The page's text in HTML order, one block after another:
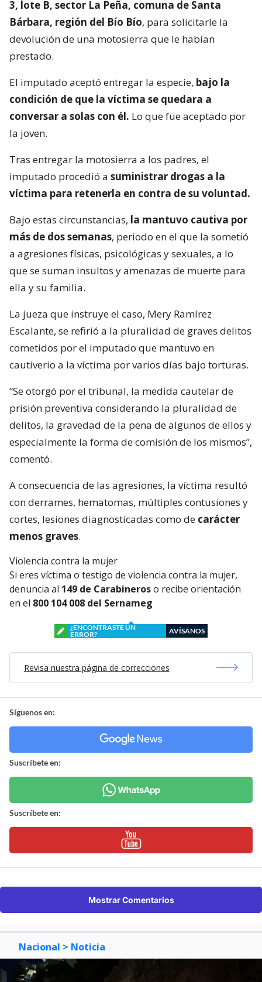
3, lote B, sector La Peña, comuna de Santa
Bárbara, región del Bío Bío, para solicitarle la
devolución de una motosierra que le habían
prestado.
El imputado aceptó entregar la especie, bajo la
condición de que la víctima se quedara a
conversar a solas con él. Lo que fue aceptado por
la joven.
Tras entregar la motosierra a los padres, el
imputado procedió a suministrar drogas a la
víctima para retenerla en contra de su voluntad.
Bajo estas circunstancias, la mantuvo cautiva por
más de dos semanas, periodo en el que la sometió
a agresiones físicas, psicológicas y sexuales, a lo
que se suman insultos y amenazas de muerte para
ella y su familia.
La jueza que instruye el caso, Mery Ramírez
Escalante, se refirió a la pluralidad de graves delitos
cometidos por el imputado que mantuvo en
cautiverio a la víctima por varios días bajo torturas.
“Se otorgó por el tribunal, la medida cautelar de
prisión preventiva considerando la pluralidad de
delitos, la gravedad de la pena de algunos de ellos y
especialmente la forma de comisión de los mismos”,
comentó.
A consecuencia de las agresiones, la víctima resultó
con derrames, hematomas, múltiples contusiones y
cortes, lesiones diagnosticadas como de carácter
menos graves.
Violencia contra la mujer
Si eres víctima o testigo de violencia contra la mujer,
denuncia al 149 de Carabineroso recibe orientación
en el 800 104 008 del Sernameg
¿ENCONTRASTE UN
ERROR?
AVÍSANOS
Revisa nuestra página de correcciones
Síguenos en:
Suscríbete en:
Suscríbete en:
Mostrar Comentarios
Nacional > Noticia